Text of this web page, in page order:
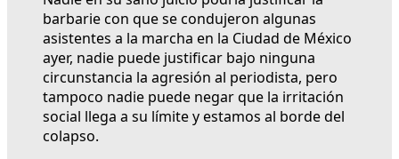
barbarie con que se condujeron algunas
asistentes a la marcha en la Ciudad de México
ayer, nadie puede justificar bajo ninguna
circunstancia la agresión al periodista, pero
tampoco nadie puede negar que la irritación
social llega a su límite y estamos al borde del
colapso.